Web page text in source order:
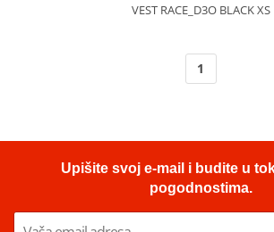
VEST RACE_D3O BLACK XS
1
Upišite svoj e-mail i budite u
pogodnostima.